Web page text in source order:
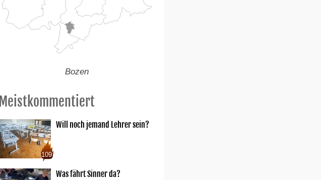
Bozen
Meistkommentiert
109
Will noch jemand Lehrer sein?
Was fährt Sinner da?